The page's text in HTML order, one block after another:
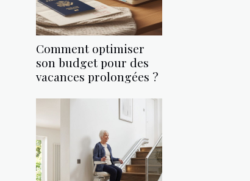
Comment optimiser
son budget pour des
vacances prolongées ?